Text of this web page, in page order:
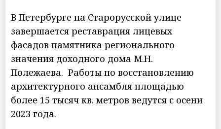
В Петербурге на Старорусской улице
завершается реставрация лицевых
фасадов памятника регионального
значения доходного дома М.Н.
Полежаева. Работы по восстановлению
архитектурного ансамбля площадью
более 15 тысяч кв. метров ведутся с осени
2023 года.